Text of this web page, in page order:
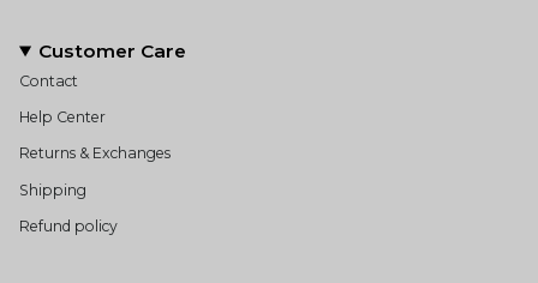
Customer Care
Contact
Help Center
Returns & Exchanges
Shipping
Refund policy